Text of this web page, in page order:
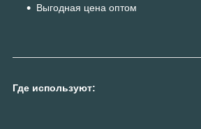
Выгодная цена оптом
Где используют: